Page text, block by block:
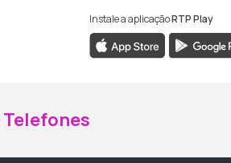
da RTP Madeira
da RTP Madeira
Instale a aplicaçãoRTP Play
Telefones